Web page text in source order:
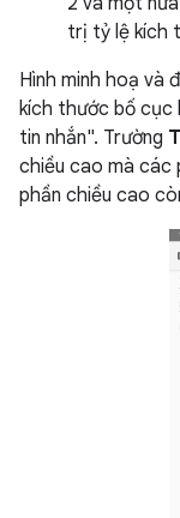
trị tỷ lệ kích
Hình minh hoạ và
kích thước bố
tin nhắn". Trường
chiều cao mà các
phần chiều cao